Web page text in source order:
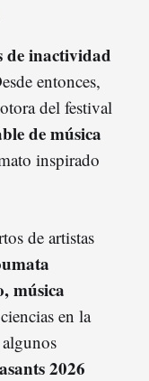
de inactividad
entonces,
del festival
de música
inspirado
de artistas
música
en la
2026